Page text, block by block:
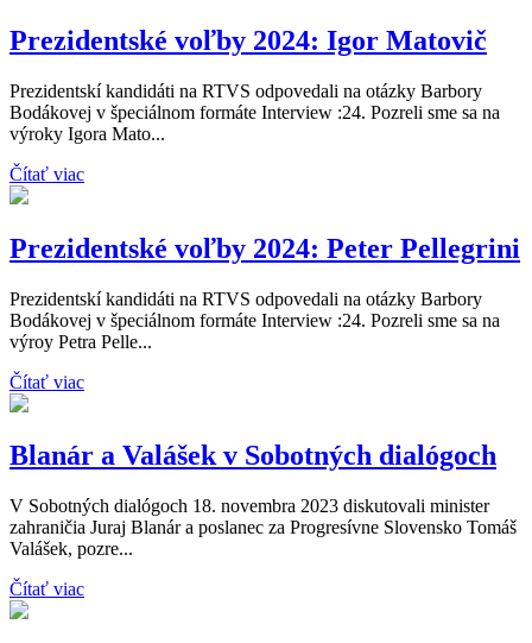
Prezidentské voľby 2024: Igor Matovič
Prezidentskí kandidáti na RTVS odpovedali na otázky Barbory
Bodákovej v špeciálnom formáte Interview :24. Pozreli sme sa na
výroky Igora Mato...
Čítať viac
Prezidentské voľby 2024: Peter Pellegrini
Prezidentskí kandidáti na RTVS odpovedali na otázky Barbory
Bodákovej v špeciálnom formáte Interview :24. Pozreli sme sa na
výroy Petra Pelle...
Čítať viac
Blanár a Valášek v Sobotných dialógoch
V Sobotných dialógoch 18. novembra 2023 diskutovali minister
zahraničia Juraj Blanár a poslanec za Progresívne Slovensko Tomáš
Valášek, pozre...
Čítať viac